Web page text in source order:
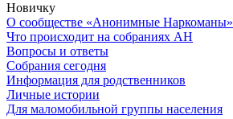
Новичку
О сообществе «Анонимные Наркоманы»
Что происходит на собраниях АН
Вопросы и ответы
Собрания сегодня
Информация для родственников
Личные истории
Для маломобильной группы населения